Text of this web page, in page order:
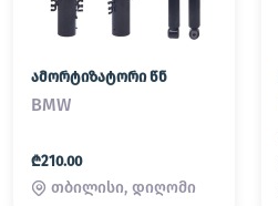
ამორტიზატორი წნ
BMW
₾210.00
თბილისი, დიღომი